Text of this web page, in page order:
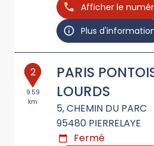
Afficher le
Plus
2
9.59
km
PARIS
LOURDS
5, CHEMIN DU PARC
95480 PIERRELAYE
Fermé